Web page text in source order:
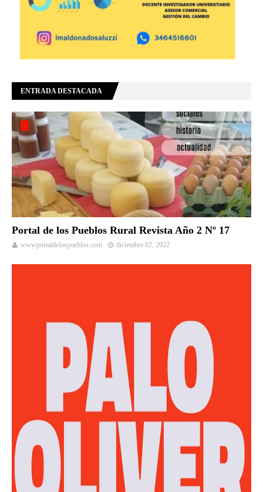
ENTRADA DESTACADA
Portal de los Pueblos Rural Revista Año 2 Nº 17
wwwportaldelospueblos.com diciembre 02, 2022